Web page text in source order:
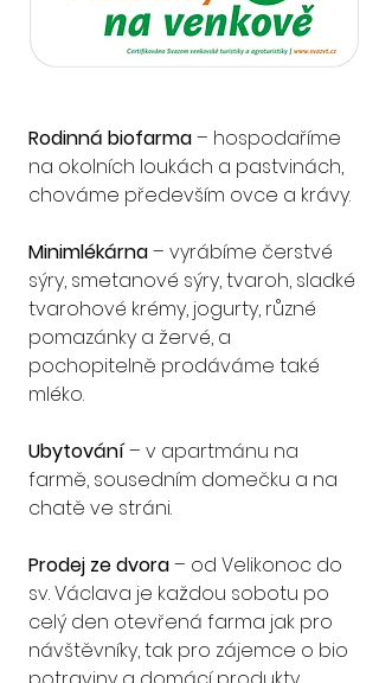
Rodinná biofarma – hospodaříme
na okolních loukách a pastvinách,
chováme především ovce a krávy.
Minimlékárna – vyrábíme čerstvé
sýry, smetanové sýry, tvaroh, sladké
tvarohové krémy, jogurty, různé
pomazánky a žervé, a
pochopitelně prodáváme také
mléko.
Ubytování – v apartmánu na
farmě, sousedním domečku a na
chatě ve stráni.
Prodej ze dvora – od Velikonoc do
sv. Václava je každou sobotu po
celý den otevřená farma jak pro
návštěvníky, tak pro zájemce o bio